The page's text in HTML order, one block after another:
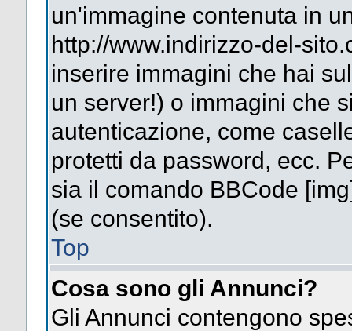
un'immagine contenuta in
http://www.indirizzo-del-
inserire immagini che hai
un server!) o immagini che
autenticazione, come
protetti da password, ecc.
sia il comando BBCode
(se consentito).
Top
Cosa sono gli Annunci?
Gli Annunci contengono